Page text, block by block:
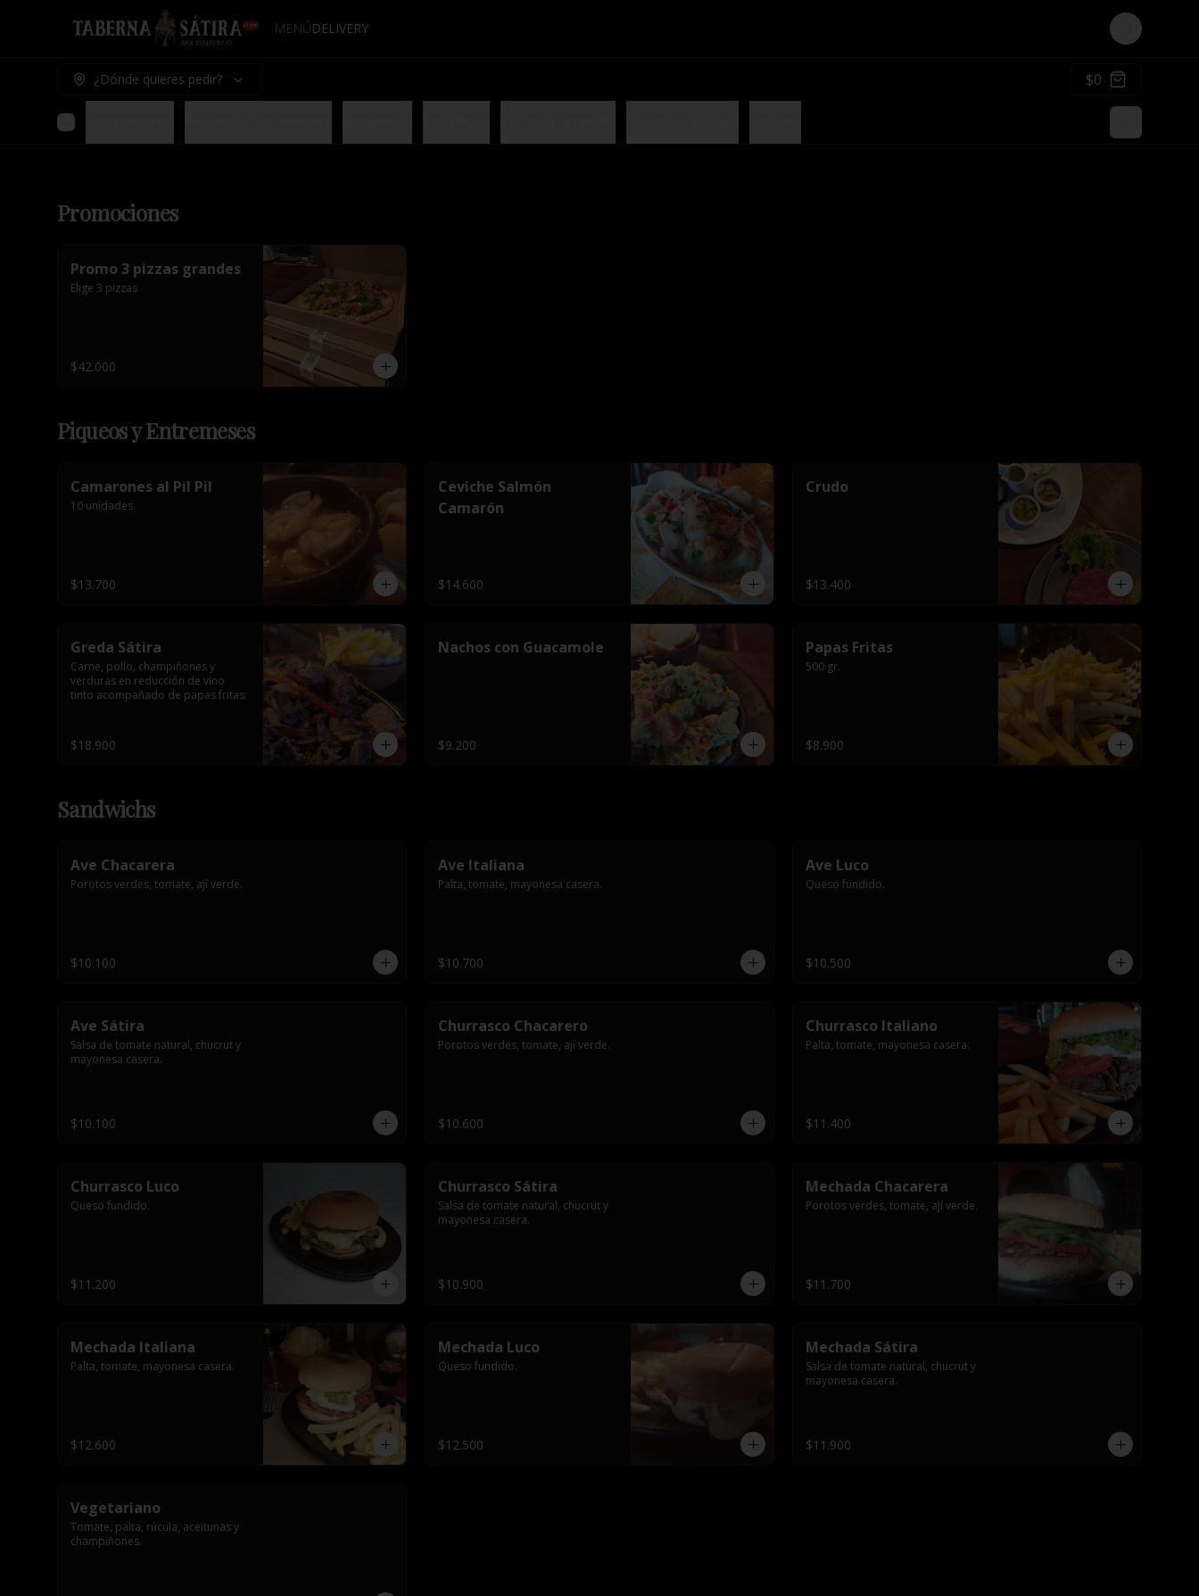
MENÚDELIVERY Login
¿Dónde quieres pedir? $0
Promociones
Promo 3 pizzas grandes
Elige 3 pizzas
$42.000
Piqueos y Entremeses
Camarones al Pil Pil
10 unidades.
$13.700
Ceviche Salmón
Camarón
$14.600
Crudo
$13.400
Greda Sátira
Carne, pollo, champiñones y
verduras en reducción de vino
tinto acompañado de papas fritas.
$18.900
Nachos con Guacamole
$9.200
Papas Fritas
500 gr.
$8.900
Sandwichs
Ave Chacarera
Porotos verdes, tomate, ají verde.
$10.100
Ave Italiana
Palta, tomate, mayonesa casera.
$10.700
Ave Luco
Queso fundido.
$10.500
Ave Sátira
Salsa de tomate natural, chucrut y
mayonesa casera.
$10.100
Churrasco Chacarero
Porotos verdes, tomate, ají verde.
$10.600
Churrasco Italiano
Palta, tomate, mayonesa casera.
$11.400
Churrasco Luco
Queso fundido.
$11.200
Churrasco Sátira
Salsa de tomate natural, chucrut y
mayonesa casera.
$10.900
Mechada Chacarera
Porotos verdes, tomate, ají verde.
$11.700
Mechada Italiana
Palta, tomate, mayonesa casera.
$12.600
Mechada Luco
Queso fundido.
$12.500
Mechada Sátira
Salsa de tomate natural, chucrut y
mayonesa casera.
$11.900
Vegetariano
Tomate, palta, rúcula, aceitunas y
champiñones.